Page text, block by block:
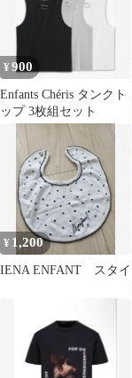
¥900
Enfants Chéris タンクト
ップ 3枚組セット
¥ 1,200
IENA ENFANT スタイ